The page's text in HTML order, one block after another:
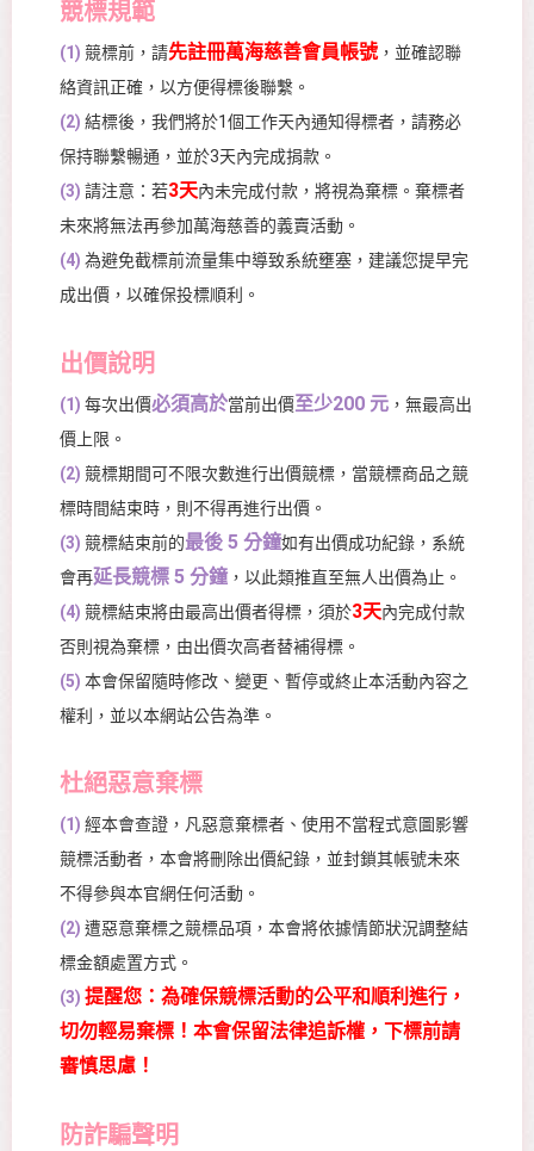
競標規範
(1) 競標前，請先註冊萬海慈善會員帳號，並確認聯
絡資訊正確，以方便得標後聯繫。
(2) 結標後，我們將於1個工作天內通知得標者，請務必
保持聯繫暢通，並於3天內完成捐款。
(3) 請注意：若3天內未完成付款，將視為棄標。棄標者
未來將無法再參加萬海慈善的義賣活動。
(4) 為避免截標前流量集中導致系統壅塞，建議您提早完
成出價，以確保投標順利。
出價說明
(1) 每次出價必須高於當前出價至少200 元 ，無最高出
價上限。
(2) 競標期間可不限次數進行出價競標，當競標商品之競
標時間結束時，則不得再進行出價。
(3) 競標結束前的最後 5 分鐘如有出價成功紀錄，系統
會再延長競標 5 分鐘 ，以此類推直至無人出價為止。
(4) 競標結束將由最高出價者得標，須於3天內完成付款
否則視為棄標，由出價次高者替補得標。
(5) 本會保留隨時修改、變更、暫停或終止本活動內容之
權利，並以本網站公告為準。
杜絕惡意棄標
(1) 經本會查證，凡惡意棄標者、使用不當程式意圖影響
競標活動者，本會將刪除出價紀錄，並封鎖其帳號未來
不得參與本官網任何活動。
(2) 遭惡意棄標之競標品項，本會將依據情節狀況調整結
標金額處置方式。
(3) 提醒您：為確保競標活動的公平和順利進行，
切勿輕易棄標！本會保留法律追訴權，下標前請
審慎思慮！
防詐騙聲明